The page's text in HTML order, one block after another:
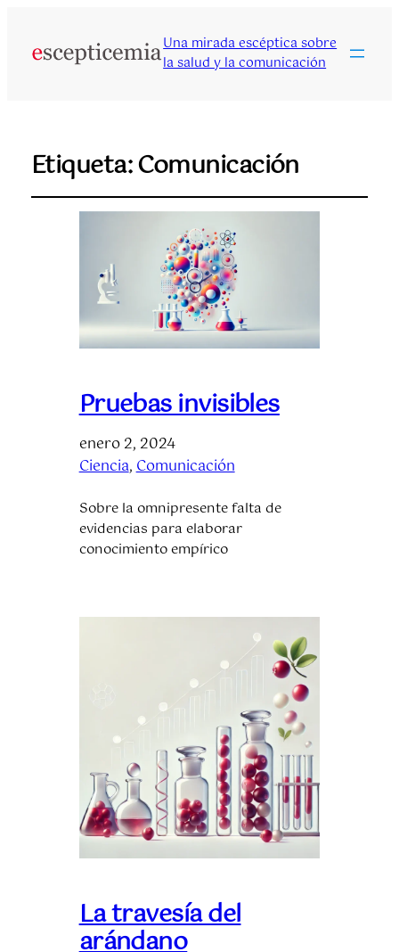
Una mirada escéptica sobre
la salud y la comunicación
Etiqueta:Comunicación
Pruebas invisibles
enero 2, 2024
Ciencia, Comunicación
Sobre la omnipresente falta de
evidencias para elaborar
conocimiento empírico
La travesía del
arándano